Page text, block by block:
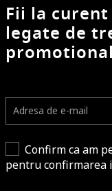
Fii la
legate de
Confirm ca am
pentru confirmarea